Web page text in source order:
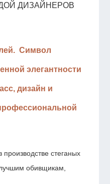
ДИЗАЙНЕРОВ
Символ
элегантности
дизайн и
стеганых
обивщикам,